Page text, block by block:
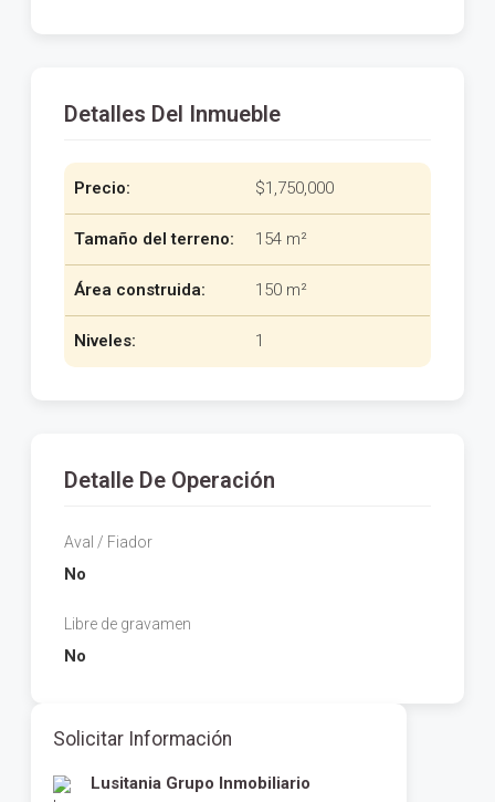
Detalles Del Inmueble
Precio: $1,750,000
Tamaño del terreno: 154 m²
Área construida: 150 m²
Niveles: 1
Detalle De Operación
Aval / Fiador
No
Libre de gravamen
No
Solicitar Información
Lusitania Grupo Inmobiliario